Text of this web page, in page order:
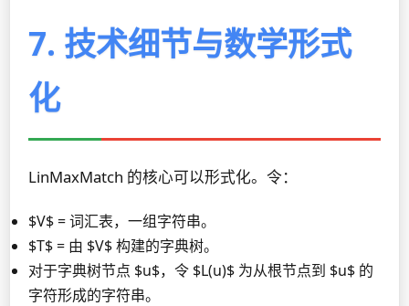
7. 技术细节与数学形式
化
LinMaxMatch 的核心可以形式化。令：
$V$ = 词汇表，一组字符串。
$T$ = 由 $V$ 构建的字典树。
对于字典树节点 $u$，令 $L(u)$ 为从根节点到 $u$ 的
字符形成的字符串。